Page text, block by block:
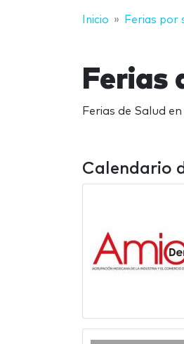
Inicio Ferias por
Ferias
Ferias de Salud
Calendario